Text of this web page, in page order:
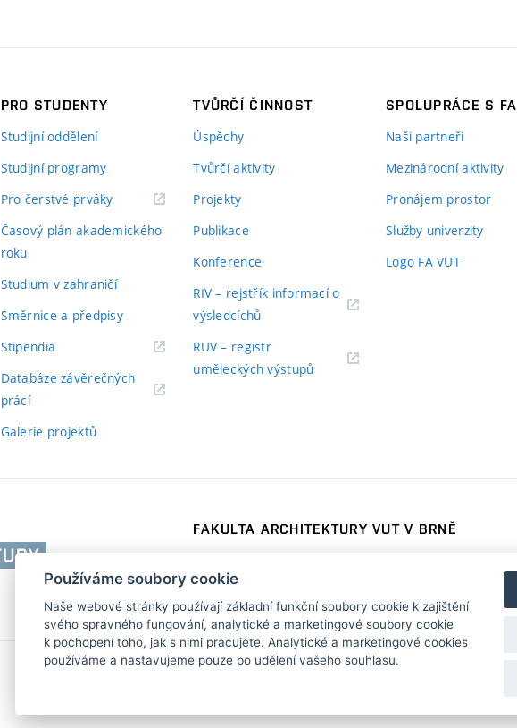
PRO STUDENTY
Studijní oddělení
Studijní programy
Pro čerstvé prváky
Časový plán akademického
roku
Studium v zahraničí
Směrnice a předpisy
Stipendia
Databáze závěrečných
prácí
Galerie projektů
TVŮRČÍ ČINNOST
Úspěchy
Tvůrčí aktivity
Projekty
Publikace
Konference
RIV – rejstřík informací o
výsledcíchů
RUV – registr
uměleckých výstupů
SPOLUPRÁCE S FA
Naši partneři
Mezinárodní aktivity
Pronájem prostor
Služby univerzity
Logo FA VUT
učení
technické
Brně,
Fakulta
architektury
FAKULTA ARCHITEKTURY VUT V BRNĚ
Telefon: 54114 6600
Používáme soubory cookie
Naše webové stránky používají základní funkční soubory cookie k zajištění
svého správného fungování, analytické a marketingové soubory cookie
k pochopení toho, jak s nimi pracujete. Analytické a marketingové cookies
používáme a nastavujeme pouze po udělení vašeho souhlasu.